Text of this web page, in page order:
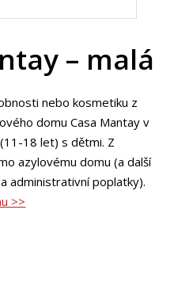
– malá
nebo kosmetiku z
domu Casa Mantay v
18 let) s dětmi. Z
azylovému domu (a další
administrativní poplatky).
>>